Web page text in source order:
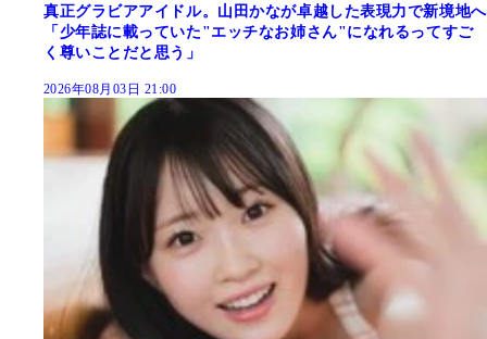
真正グラビアアイドル。山田かなが卓越した表現力で新境地へ
「少年誌に載っていた"エッチなお姉さん"になれるってすご
く尊いことだと思う」
2026年08月03日 21:00